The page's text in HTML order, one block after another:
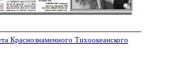
Краснознаменного Тихоокеанского